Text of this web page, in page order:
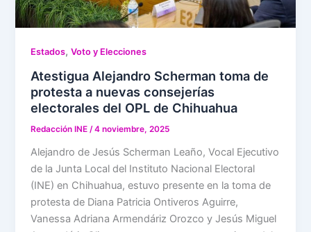
Estados,Voto y Elecciones
Atestigua Alejandro Scherman toma de
protesta a nuevas consejerías
electorales del OPL de Chihuahua
Redacción INE /4 noviembre, 2025
Alejandro de Jesús Scherman Leaño, Vocal Ejecutivo
de la Junta Local del Instituto Nacional Electoral
(INE) en Chihuahua, estuvo presente en la toma de
protesta de Diana Patricia Ontiveros Aguirre,
Vanessa Adriana Armendáriz Orozco y Jesús Miguel